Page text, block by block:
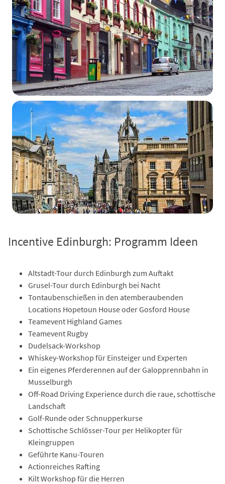
Incentive Edinburgh: Programm Ideen
Altstadt-Tour durch Edinburgh zum Auftakt
Grusel-Tour durch Edinburgh bei Nacht
Tontaubenschießen in den atemberaubenden
Locations Hopetoun House oder Gosford House
Teamevent Highland Games
Teamevent Rugby
Dudelsack-Workshop
Whiskey-Workshop für Einsteiger und Experten
Ein eigenes Pferderennen auf der Galopprennbahn in
Musselburgh
Off-Road Driving Experience durch die raue, schottische
Landschaft
Golf-Runde oder Schnupperkurse
Schottische Schlösser-Tour per Helikopter für
Kleingruppen
Geführte Kanu-Touren
Actionreiches Rafting
Kilt Workshop für die Herren